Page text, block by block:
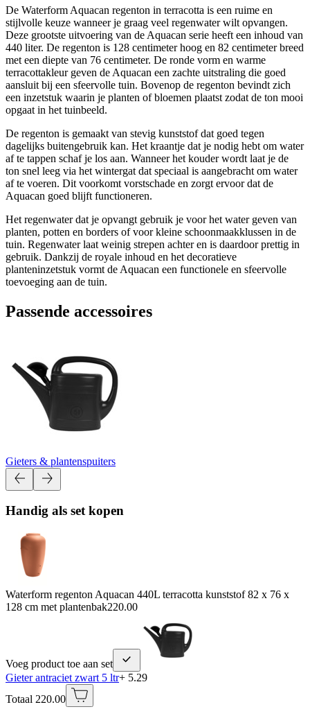
De Waterform Aquacan regenton in terracotta is een ruime en
stijlvolle keuze wanneer je graag veel regenwater wilt opvangen.
Deze grootste uitvoering van de Aquacan serie heeft een inhoud van
440 liter. De regenton is 128 centimeter hoog en 82 centimeter breed
met een diepte van 76 centimeter. De ronde vorm en warme
terracottakleur geven de Aquacan een zachte uitstraling die goed
aansluit bij een sfeervolle tuin. Bovenop de regenton bevindt zich
een inzetstuk waarin je planten of bloemen plaatst zodat de ton mooi
opgaat in het tuinbeeld.
De regenton is gemaakt van stevig kunststof dat goed tegen
dagelijks buitengebruik kan. Het kraantje dat je nodig hebt om water
af te tappen schaf je los aan. Wanneer het kouder wordt laat je de
ton snel leeg via het wintergat dat speciaal is aangebracht om water
af te voeren. Dit voorkomt vorstschade en zorgt ervoor dat de
Aquacan goed blijft functioneren.
Het regenwater dat je opvangt gebruik je voor het water geven van
planten, potten en borders of voor kleine schoonmaakklussen in de
tuin. Regenwater laat weinig strepen achter en is daardoor prettig in
gebruik. Dankzij de royale inhoud en het decoratieve
planteninzetstuk vormt de Aquacan een functionele en sfeervolle
toevoeging aan de tuin.
Passende accessoires
Gieters & plantenspuiters
Handig als set kopen
Waterform regenton Aquacan 440L terracotta kunststof 82 x 76 x
128 cm met plantenbak220.00
Voeg product toe aan set
Gieter antraciet zwart 5 ltr+ 5.29
Totaal 220.00